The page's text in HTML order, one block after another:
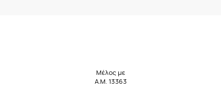
Μέλος με
Α.Μ. 13363